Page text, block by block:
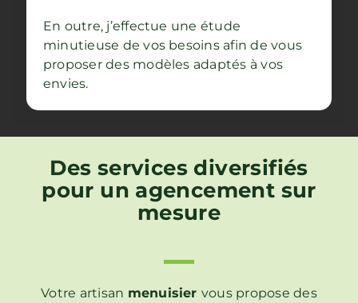
En outre, j’effectue une étude
minutieuse de vos besoins afin de vous
proposer des modèles adaptés à vos
envies.
Des services diversifiés
pour un agencement sur
mesure
Votre artisan menuisier vous propose des